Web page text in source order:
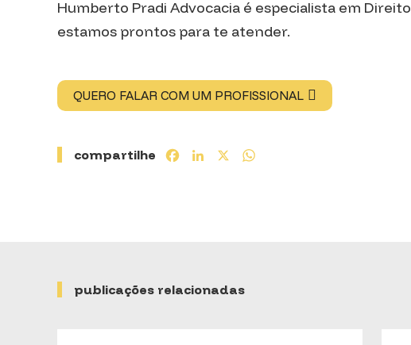
Humberto Pradi Advocacia é especialista em
estamos prontos para te atender.
QUERO FALAR COM UM PROFISSIONAL
compartilhe FacebookLinkedIn
publicações relacionadas